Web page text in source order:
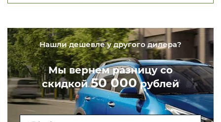
Нашли дешевле у другого дилера?
Мы вернем разницу со
скидкой50 000рублей